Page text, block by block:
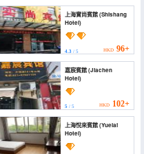
上海實尚賓館 (Shishang
Hotel)
4.3/ 5 HKD 96+
嘉宸賓館 (Jiachen
Hotel)
5/ 5 HKD 102+
上海悅來賓館 (Yuelai
Hotel)